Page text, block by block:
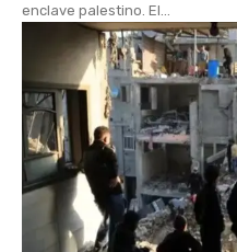
enclave palestino. El...